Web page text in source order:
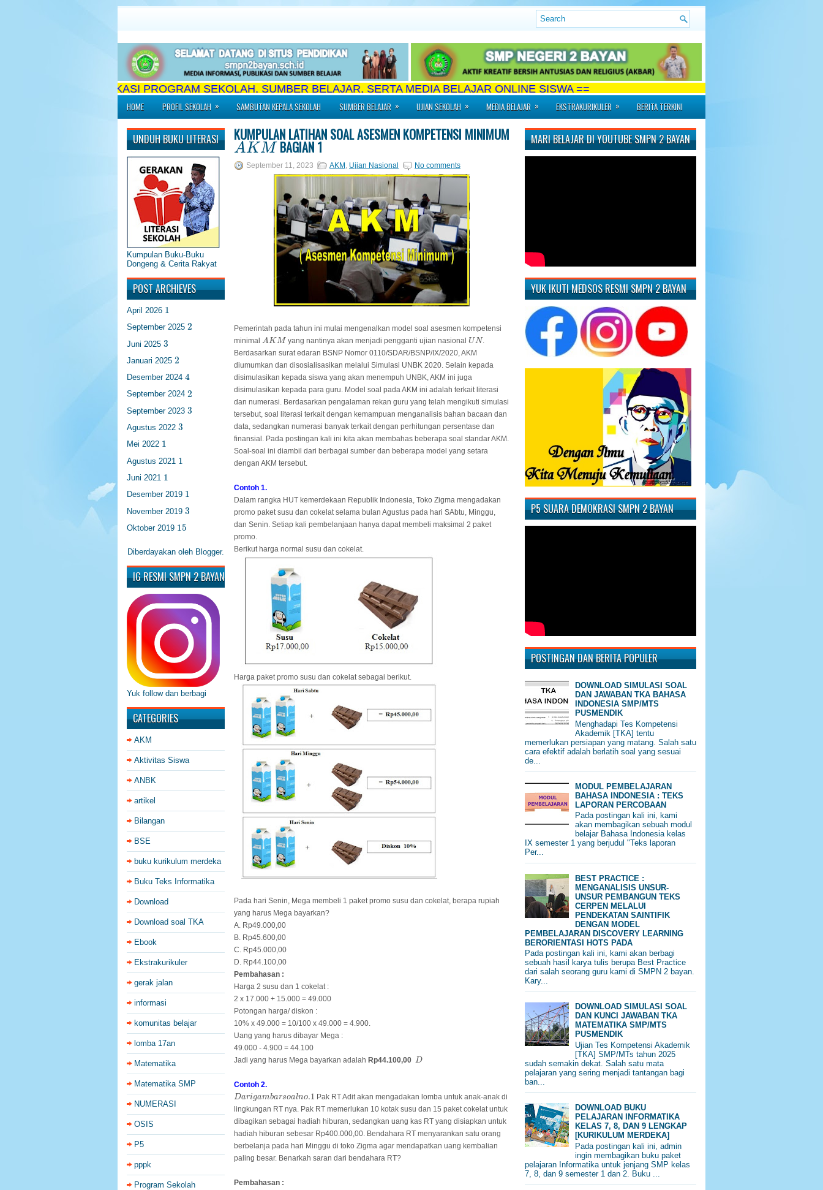
PUBLIKASI PROGRAM SEKOLAH, SUMBER BELAJAR, SERTA MEDIA BELAJAR ONLINE SISWA ==
HOME
PROFIL SEKOLAH » SAMBUTAN KEPALA SEKOLAH SUMBER BELAJAR » UJIAN SEKOLAH » MEDIA BELAJAR » EKSTRAKURIKULER » BERITA TERKINI
UNDUH BUKU LITERASI
Kumpulan Buku-Buku
Dongeng & Cerita Rakyat
POST ARCHIEVES
April 2026 1
1
September 2025 2
2
Juni 2025 3
3
Januari 2025 2
2
Desember 2024 4
4
September 2024 2
2
September 2023 3
3
Agustus 2022 3
3
Mei 2022 1
1
Agustus 2021 1
1
Juni 2021 1
1
Desember 2019 1
1
November 2019 3
3
Oktober 2019 15
15
Diberdayakan oleh Blogger.
IG RESMI SMPN 2 BAYAN
Yuk follow dan berbagi
CATEGORIES
AKM
Aktivitas Siswa
ANBK
artikel
Bilangan
BSE
buku kurikulum merdeka
Buku Teks Informatika
Download
Download soal TKA
Ebook
Ekstrakurikuler
gerak jalan
informasi
komunitas belajar
lomba 17an
Matematika
Matematika SMP
NUMERASI
OSIS
P5
pppk
Program Sekolah
KUMPULAN LATIHAN SOAL ASESMEN KOMPETENSI MINIMUM
AKM
AKM BAGIAN 1
September 11, 2023 AKM , Ujian Nasional No comments
Pemerintah pada tahun ini mulai mengenalkan model soal asesmen kompetensi
minimal AKM
A KM yang nantinya akan menjadi pengganti ujian nasional UN
UN .
Berdasarkan surat edaran BSNP Nomor 0110/SDAR/BSNP/IX/2020, AKM
diumumkan dan disosialisasikan melalui Simulasi UNBK 2020. Selain kepada
disimulasikan kepada siswa yang akan menempuh UNBK, AKM ini juga
disimulasikan kepada para guru. Model soal pada AKM ini adalah terkait literasi
dan numerasi. Berdasarkan pengalaman rekan guru yang telah mengikuti simulasi
tersebut, soal literasi terkait dengan kemampuan menganalisis bahan bacaan dan
data, sedangkan numerasi banyak terkait dengan perhitungan persentase dan
finansial. Pada postingan kali ini kita akan membahas beberapa soal standar AKM.
Soal-soal ini diambil dari berbagai sumber dan beberapa model yang setara
dengan AKM tersebut.
Contoh 1.
Dalam rangka HUT kemerdekaan Republik Indonesia, Toko Zigma mengadakan
promo paket susu dan cokelat selama bulan Agustus pada hari SAbtu, Minggu,
dan Senin. Setiap kali pembelanjaan hanya dapat membeli maksimal 2 paket
promo.
Berikut harga normal susu dan cokelat.
Harga paket promo susu dan cokelat sebagai berikut.
Pada hari Senin, Mega membeli 1 paket promo susu dan cokelat, berapa rupiah
yang harus Mega bayarkan?
A. Rp49.000,00
B. Rp45.600,00
C. Rp45.000,00
D. Rp44.100,00
Pembahasan :
Harga 2 susu dan 1 cokelat :
2 x 17.000 + 15.000 = 49.000
Potongan harga/ diskon :
10% x 49.000 = 10/100 x 49.000 = 4.900.
Uang yang harus dibayar Mega :
49.000 - 4.900 = 44.100
Jadi yang harus Mega bayarkan adalah Rp44.100,00 D
D
Contoh 2.
Darigambarsoalno.1
Darigambarsoalno.1 Pak RT Adit akan mengadakan lomba untuk anak-anak di
lingkungan RT nya. Pak RT memerlukan 10 kotak susu dan 15 paket cokelat untuk
dibagikan sebagai hadiah hiburan, sedangkan uang kas RT yang disiapkan untuk
hadiah hiburan sebesar Rp400.000,00. Bendahara RT menyarankan satu orang
berbelanja pada hari Minggu di toko Zigma agar mendapatkan uang kembalian
paling besar. Benarkah saran dari bendahara RT?
Pembahasan :
MARI BELAJAR DI YOUTUBE SMPN 2 BAYAN
YUK IKUTI MEDSOS RESMI SMPN 2 BAYAN
P5 SUARA DEMOKRASI SMPN 2 BAYAN
POSTINGAN DAN BERITA POPULER
DOWNLOAD SIMULASI SOAL
DAN JAWABAN TKA BAHASA
INDONESIA SMP/MTS
PUSMENDIK
Menghadapi Tes Kompetensi
Akademik [TKA] tentu
memerlukan persiapan yang matang. Salah satu
cara efektif adalah berlatih soal yang sesuai
de...
MODUL PEMBELAJARAN
BAHASA INDONESIA : TEKS
LAPORAN PERCOBAAN
Pada postingan kali ini, kami
akan membagikan sebuah modul
belajar Bahasa Indonesia kelas
IX semester 1 yang berjudul "Teks laporan
Per...
BEST PRACTICE :
MENGANALISIS UNSUR-
UNSUR PEMBANGUN TEKS
CERPEN MELALUI
PENDEKATAN SAINTIFIK
DENGAN MODEL
PEMBELAJARAN DISCOVERY LEARNING
BERORIENTASI HOTS PADA
Pada postingan kali ini, kami akan berbagi
sebuah hasil karya tulis berupa Best Practice
dari salah seorang guru kami di SMPN 2 bayan.
Kary...
DOWNLOAD SIMULASI SOAL
DAN KUNCI JAWABAN TKA
MATEMATIKA SMP/MTS
PUSMENDIK
Ujian Tes Kompetensi Akademik
[TKA] SMP/MTs tahun 2025
sudah semakin dekat. Salah satu mata
pelajaran yang sering menjadi tantangan bagi
ban...
DOWNLOAD BUKU
PELAJARAN INFORMATIKA
KELAS 7, 8, DAN 9 LENGKAP
[KURIKULUM MERDEKA]
Pada postingan kali ini, admin
ingin membagikan buku paket
pelajaran Informatika untuk jenjang SMP kelas
7, 8, dan 9 semester 1 dan 2. Buku ...